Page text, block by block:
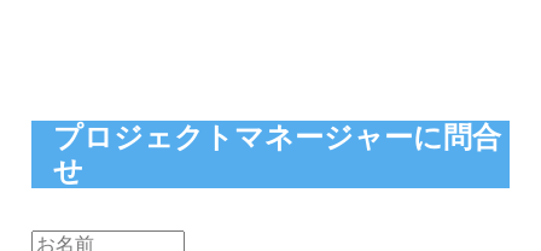
プロジェクトマネージャーに問合
せ